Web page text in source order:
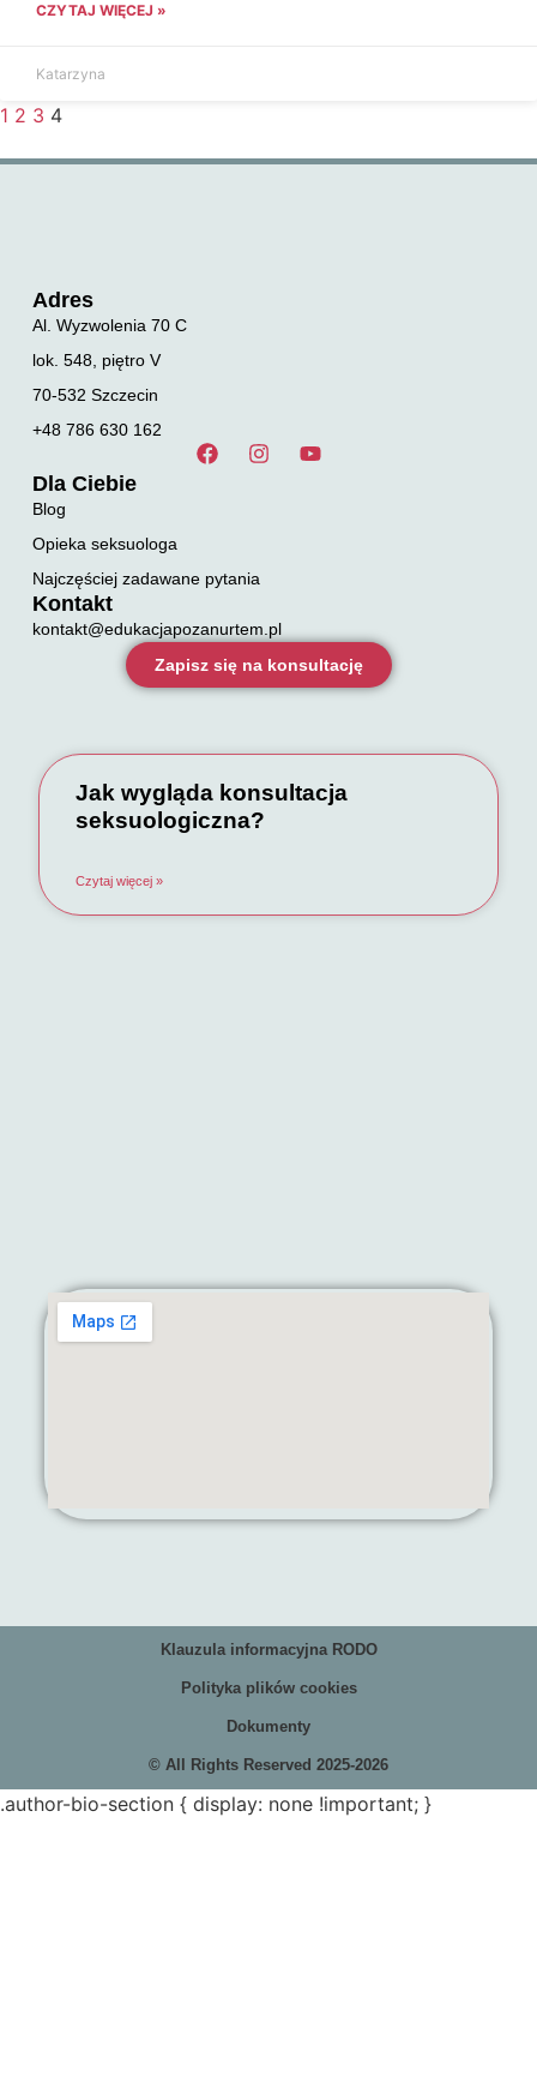
CZYTAJ WIĘCEJ »
Katarzyna
1 2 3 4
Adres
Al. Wyzwolenia 70 C
lok. 548, piętro V
70-532 Szczecin
+48 786 630 162
Dla Ciebie
Blog
Opieka seksuologa
Najczęściej zadawane pytania
Kontakt
kontakt@edukacjapozanurtem.pl
Zapisz się na konsultację
Jak wygląda konsultacja
seksuologiczna?
Czytaj więcej »
Klauzula informacyjna RODO
Polityka plików cookies
Dokumenty
© All Rights Reserved 2025-2026
.author-bio-section { display: none !important; }